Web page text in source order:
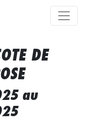
DE
au